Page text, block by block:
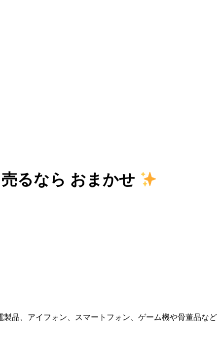
るなら おまかせ
品、アイフォン、スマートフォン、ゲーム機や骨董品など